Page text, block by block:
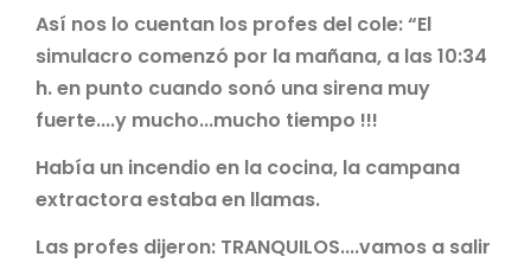
Así nos lo cuentan los profes del cole: “El
simulacro comenzó por la mañana, a las 10:34
h. en punto cuando sonó una sirena muy
fuerte....y mucho...mucho tiempo !!!
Había un incendio en la cocina, la campana
extractora estaba en llamas.
Las profes dijeron: TRANQUILOS....vamos a salir